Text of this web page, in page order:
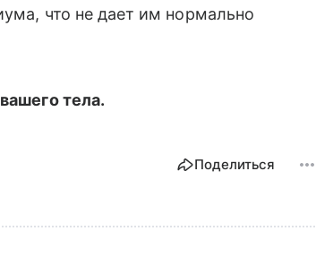
что не дает им нормально
тела.
Поделиться